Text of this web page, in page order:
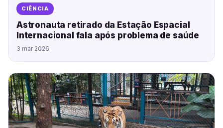
CIÊNCIA
Astronauta retirado da Estação Espacial
Internacional fala após problema de saúde
3 mar 2026